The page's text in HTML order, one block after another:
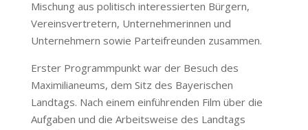
Mischung aus politisch interessierten Bürgern,
Vereinsvertretern, Unternehmerinnen und
Unternehmern sowie Parteifreunden zusammen.
Erster Programmpunkt war der Besuch des
Maximilianeums, dem Sitz des Bayerischen
Landtags. Nach einem einführenden Film über die
Aufgaben und die Arbeitsweise des Landtags